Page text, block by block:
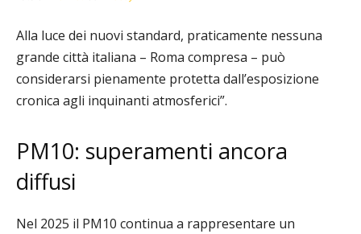
Alla luce dei nuovi standard, praticamente nessuna
grande città italiana – Roma compresa – può
considerarsi pienamente protetta dall’esposizione
cronica agli inquinanti atmosferici”.
PM10: superamenti ancora
diffusi
Nel 2025 il PM10 continua a rappresentare un